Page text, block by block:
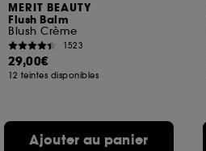
MERIT BEAUTY
Flush Balm
Blush Crème
1523
29,00€
12 teintes disponibles
Ajouter au panier